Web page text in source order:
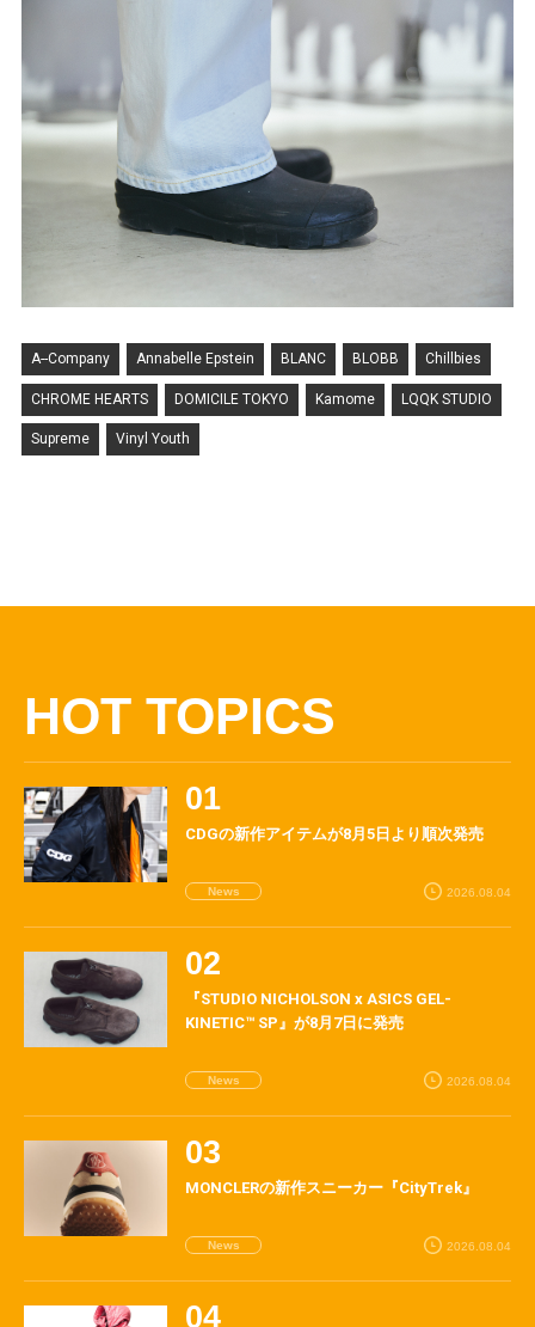
A--Company Annabelle Epstein BLANC BLOBB Chillbies
CHROME HEARTS DOMICILE TOKYO Kamome LQQK STUDIO
Supreme Vinyl Youth
HOT TOPICS
CDGの新作アイテムが8月5日より順次発売
News 2026.08.04
『STUDIO NICHOLSON x ASICS GEL-
KINETIC™ SP』が8月7日に発売
News 2026.08.04
MONCLERの新作スニーカー『CityTrek』
News 2026.08.04